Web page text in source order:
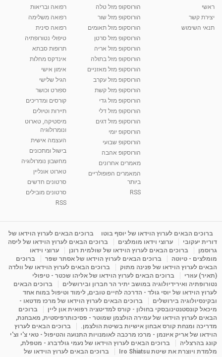
01:31
מאור צייכנר - שיאצו, דיקור וטווינה באבן יהודה
10:17
קרין גורן - העוגה המתגלצ’ת ללא קמח
יוסי שר - מתמחה בשיטת אלכסנדר וטאי צ'י
2,738 צפיות
01:46
רנה רז-גילו -טיפול אנרגטי ויעוץ רוחני - נומרולוגית
2,315 צפיות
סודות בתאריך הלידה, משמעות חודש הלידה -
ינואר זינה ליבשיץ נומרולוגית
09:12
מדיטציה בדמיון מודרך - היכרות עם האני הפנימי
מאת admin 11 שנים 3,650 צפיות
15:49
פנינה מתוק - מרכז "נתיב הלב" בהרצליה-
מדיטציה-התחדשות
מאת Shahar-vod 2,146 צפיות
ראשי
יצירת קשר
תנאי השימוש
הורוסקופ מזל טלה
הורוסקופ מזל שור
הורוסקופ מזל תאומים
הורוסקופ מזל סרטן
הורוסקופ מזל אריה
הורוסקופ מזל בתולה
הורוסקופ מזל מאזניים
הורוסקופ מזל עקרב
הורוסקופ מזל קשת
הורוסקופ מזל גדי
הורוסקופ מזל דלי
הורוסקופ מזל דגים
הורוסקופ יומי
הורוסקופ שבועי
הורוסקופ אהבה
מאמרים אחרונים
המאמרים הפופולריים
ביותר
RSS
רפואה ובריאות
רפואה משלימה
רפואה סינית
טיפולי נטורופתיה
תרופות סבתא
אינדקס מחלות
אימון אישי
הגיל שלישי
ספורט וכושר
קורסים ומדריכים
תיירות וטיולים
מיסטיקה, טארוט
ונומרולוגיה
העצמה אישית
בישול ומתכונים
מחשבון נומרולוגיה
טארוט אונליין
סרטונים חדשים
סרטונים מובילים
RSS
ברוכים הבאים לערוץ הוידאו של יוסף בוטו
ברוכים הבאים לערוץ הוידאו של
דורית יעקובי
ערוצי וידאו מומלצים
ברוכים הבאים לערוץ הוידאו של ליסה
גרוסמן
ברוכים הבאים לערוץ הוידאו של שולמית רונן
ערוצי וידאו
מומלצים - טיוטה
ברוכים הבאים לערוץ הוידאו של אסתר שפר
ברוכים
הבאים לערוץ הוידאו של פנינה מתוק
ברוכים הבאים לערוץ הוידאו של וולדה
(תאיר) עוזרי
ברוכים הבאים לערוץ הוידאו של אליהו שכטר - טיפולי
נטורופתיה ואירידיולוגיה במושב יתיר הר חברון ובירושלים
ברוכים הבאים
לערוץ הוידאו של יוסי גולד - הדרכה לחיים טובים, לימוד וטיפול במוח אחד
ובקינסיולוגיה בירושלים
ברוכים הבאים לערוץ הוידאו של מרכז מדטאו -
מיכאל קונסטנטינובסקי בחולון - קורס למדיטציה רפואית און ליין
ברוכים
הבאים לערוץ הוידאו של עמירה הולצמן שמוטר - פסיכותרפיסטית, מאבחנת,
מדריכה ומנחת קורס אבחון אישיות בשיטת הולצמן.
ברוכים הבאים לערוץ
הוידאו של אריק איזנמן - מרכז מרכבה לאומנויות התנועה והטיפול - טאי צ'י וצ'י
קונג בהרצליה
ברוכים הבאים לערוץ הוידאו של נעמי גולדברג - מטפלת,
מלמדת ויוצרת את שיטת Iro Shiatsu
ברוכים הבאים לערוץ הוידאו של